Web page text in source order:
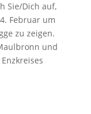
Sie/Dich auf,
Februar um
zu zeigen.
und